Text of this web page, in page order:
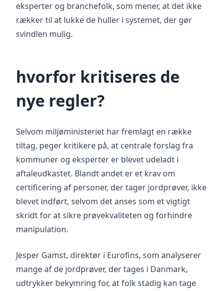
eksperter og branchefolk, som mener, at det ikke
rækker til at lukke de huller i systemet, der gør
svindlen mulig.
hvorfor kritiseres de
nye regler?
Selvom miljøministeriet har fremlagt en række
tiltag, peger kritikere på, at centrale forslag fra
kommuner og eksperter er blevet udeladt i
aftaleudkastet. Blandt andet er et krav om
certificering af personer, der tager jordprøver, ikke
blevet indført, selvom det anses som et vigtigt
skridt for at sikre prøvekvaliteten og forhindre
manipulation.
Jesper Gamst, direktør i Eurofins, som analyserer
mange af de jordprøver, der tages i Danmark,
udtrykker bekymring for, at folk stadig kan tage